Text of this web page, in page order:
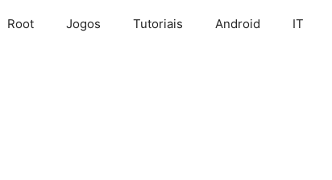
Root Jogos Tutoriais Android IT